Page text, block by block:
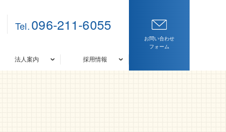
Tel.096-211-6055
お問い合わせ
フォーム
法人案内 採用情報
総合コンサルティング
サービス概要
応募について